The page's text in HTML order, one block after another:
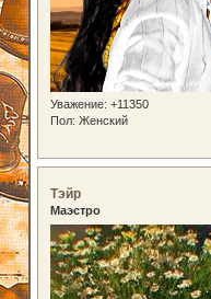
Уважение: +11350
Пол: Женский
Тэйр
Маэстро